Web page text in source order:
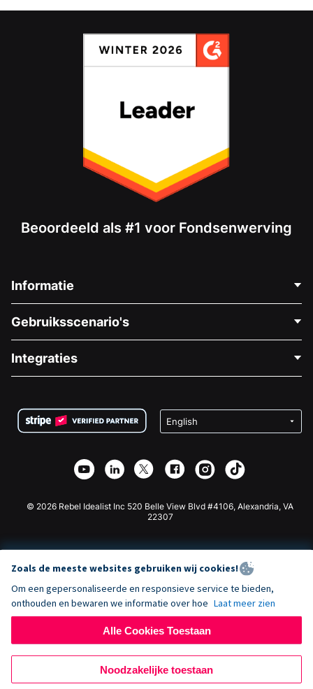
Beoordeeld als #1 voor Fondsenwerving
Informatie
Over Ons
Vacatures
Privacy
Affiliate Partnerschap
Gebruiksscenario's
Medische Fondsenwerving
Goede Doelen Fondsenwerving
Integraties
Wix Donatie Plugin
Webflow Donatie App
Joomla Donatie
© 2026 Rebel Idealist Inc 520 Belle View Blvd #4106, Alexandria, VA
22307
Zoals de meeste websites gebruiken wij cookies!
Om een gepersonaliseerde en responsieve service te bieden,
onthouden en bewaren we informatie over hoe Laat meer zien
Alle Cookies Toestaan
Noodzakelijke toestaan